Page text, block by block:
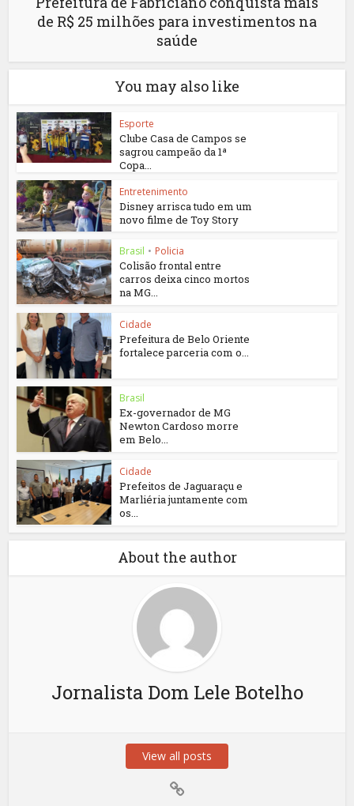
de R$ 25 milhões para investimentos na
saúde
You may also like
Esporte
Clube Casa de Campos se
sagrou campeão da 1ª
Copa...
Entretenimento
Disney arrisca tudo em um
novo filme de Toy Story
Brasil • Policia
Colisão frontal entre
carros deixa cinco mortos
na MG...
Cidade
Prefeitura de Belo Oriente
fortalece parceria com o...
Brasil
Ex-governador de MG
Newton Cardoso morre
em Belo...
Cidade
Prefeitos de Jaguaraçu e
Marliéria juntamente com
os...
About the author
Jornalista Dom Lele Botelho
View all posts